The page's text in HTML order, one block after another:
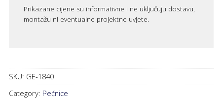
Prikazane cijene su informativne i ne uključuju dostavu,
montažu ni eventualne projektne uvjete.
SKU: GE-1840
Category: Pećnice